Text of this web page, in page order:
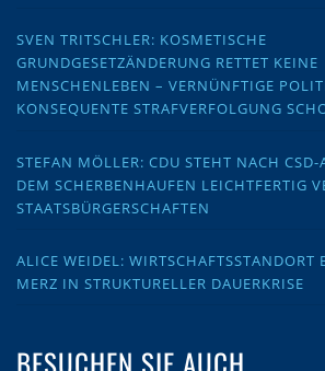
SVEN TRITSCHLER: KOSMETISCHE
GRUNDGESETZÄNDERUNG RETTET KEINE
MENSCHENLEBEN – VERNÜNFTIGE
KONSEQUENTE STRAFVERFOLGUNG
STEFAN MÖLLER: CDU STEHT NACH CSD-
DEM SCHERBENHAUFEN LEICHTFERTIG
STAATSBÜRGERSCHAFTEN
ALICE WEIDEL: WIRTSCHAFTSSTANDORT
MERZ IN STRUKTURELLER DAUERKRISE
BESUCHEN SIE AUCH